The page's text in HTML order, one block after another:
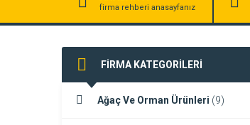
firma rehberi anasayfanız
FİRMA KATEGORİLERİ
Ağaç Ve Orman Ürünleri (9)